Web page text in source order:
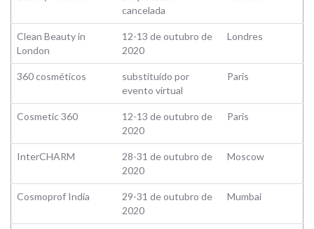
cancelada
Clean Beauty in
London
12-13 de outubro de
2020
Londres
360 cosméticos
substituído por
evento virtual
Paris
Cosmetic 360
12-13 de outubro de
2020
Paris
InterCHARM
28-31 de outubro de
2020
Moscow
Cosmoprof India
29-31 de outubro de
2020
Mumbai